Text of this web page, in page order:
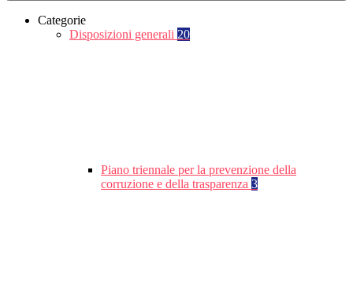
Categorie
Disposizioni generali 20
Piano triennale per la prevenzione della
corruzione e della trasparenza 3